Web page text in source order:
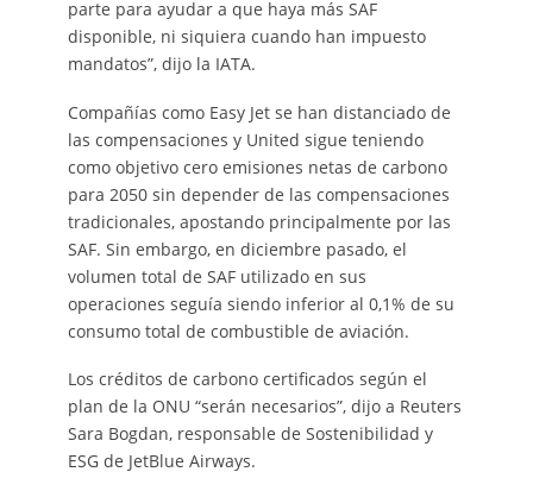
parte para ayudar a que haya más SAF
disponible, ni siquiera cuando han impuesto
mandatos”, dijo la IATA.
Compañías como Easy Jet se han distanciado de
las compensaciones y United sigue teniendo
como objetivo cero emisiones netas de carbono
para 2050 sin depender de las compensaciones
tradicionales, apostando principalmente por las
SAF. Sin embargo, en diciembre pasado, el
volumen total de SAF utilizado en sus
operaciones seguía siendo inferior al 0,1% de su
consumo total de combustible de aviación.
Los créditos de carbono certificados según el
plan de la ONU “serán necesarios”, dijo a Reuters
Sara Bogdan, responsable de Sostenibilidad y
ESG de JetBlue Airways.